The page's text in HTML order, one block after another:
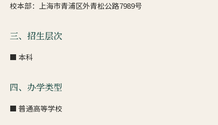
校本部：上海市青浦区外青松公路7989号
三、招生层次
■ 本科
四、办学类型
■ 普通高等学校